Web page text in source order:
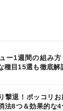
ー1週間の組み方
種目15選も徹底解
撃退！ポッコリお
法8つ＆効果的な4